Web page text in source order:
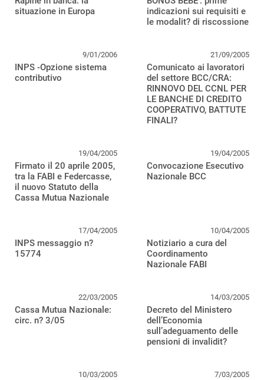
situazione in Europa
indicazioni sui requisiti e
le modalit? di riscossione
9/01/2006
INPS -Opzione sistema
contributivo
21/09/2005
Comunicato ai lavoratori
del settore BCC/CRA:
RINNOVO DEL CCNL PER
LE BANCHE DI CREDITO
COOPERATIVO, BATTUTE
FINALI?
19/04/2005
Firmato il 20 aprile 2005,
tra la FABI e Federcasse,
il nuovo Statuto della
Cassa Mutua Nazionale
19/04/2005
Convocazione Esecutivo
Nazionale BCC
17/04/2005
INPS messaggio n?
15774
10/04/2005
Notiziario a cura del
Coordinamento
Nazionale FABI
22/03/2005
Cassa Mutua Nazionale:
circ. n? 3/05
14/03/2005
Decreto del Ministero
dell’Economia
sull’adeguamento delle
pensioni di invalidit?
10/03/2005 7/03/2005